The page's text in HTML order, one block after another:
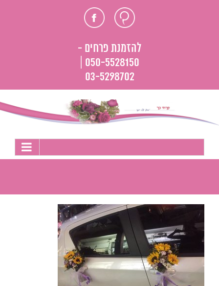
חוות פייסבוק
להזמנת פרחים -
050-5528150 |
03-5298702